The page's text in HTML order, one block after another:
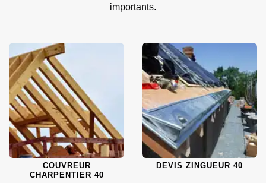
importants.
COUVREUR
CHARPENTIER 40
DEVIS ZINGUEUR 40